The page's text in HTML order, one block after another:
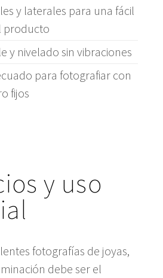
y laterales para una fácil
producto
y nivelado sin vibraciones
para fotografiar con
fijos
y uso
fotografías de joyas,
debe ser el